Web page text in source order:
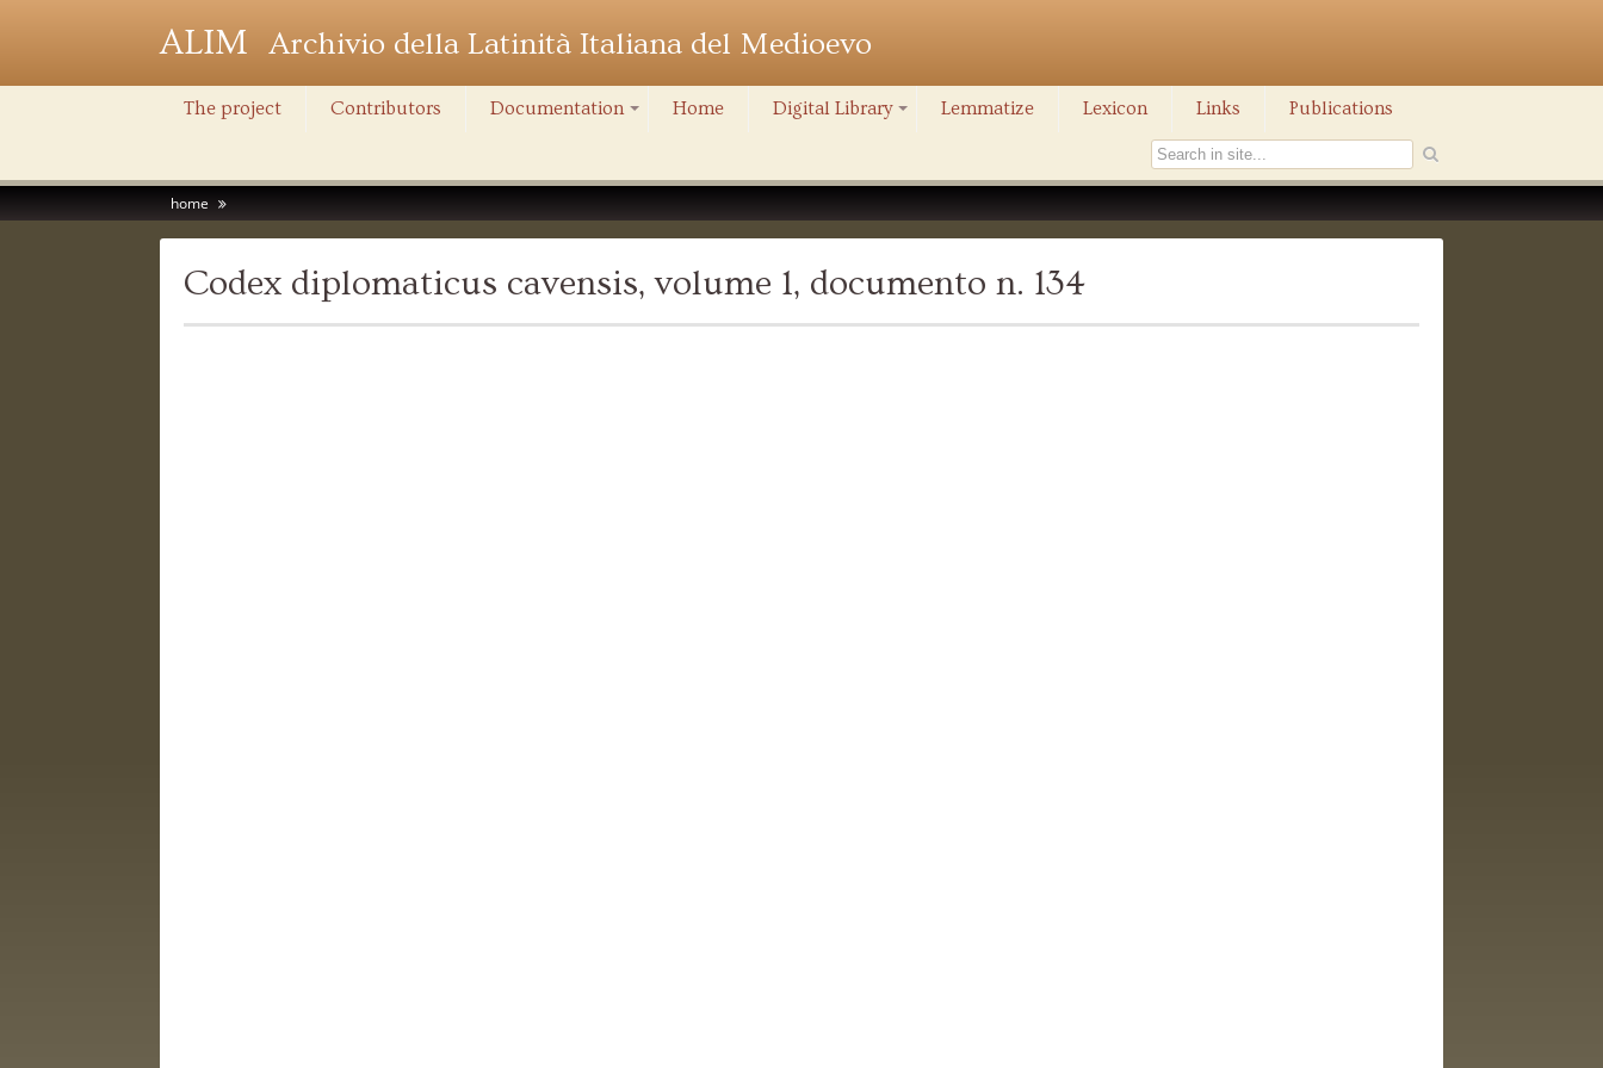
ALIM Archivio della Latinità Italiana del Medioevo
The project Contributors Documentation Home Digital Library Lemmatize Lexicon Links Publications
home
Codex diplomaticus cavensis, volume 1, documento n. 134